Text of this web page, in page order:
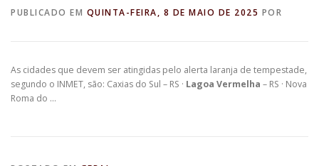
PUBLICADO EM QUINTA-FEIRA, 8 DE MAIO DE 2025 POR
As cidades que devem ser atingidas pelo alerta laranja de tempestade,
segundo o INMET, são: Caxias do Sul – RS · Lagoa Vermelha – RS · Nova
Roma do …